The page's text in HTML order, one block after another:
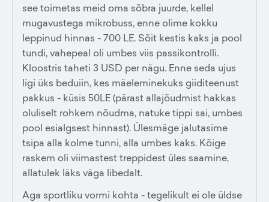
see toimetas meid oma sõbra juurde, kellel
mugavustega mikrobuss, enne olime kokku
leppinud hinnas - 700 LE. Sõit kestis kaks ja pool
tundi, vahepeal oli umbes viis passikontrolli.
Kloostris taheti 3 USD per nägu. Enne seda ujus
ligi üks beduiin, kes mäeleminekuks giiditeenust
pakkus - küsis 50LE (pärast allajõudmist hakkas
oluliselt rohkem nõudma, natuke tippi sai, umbes
pool esialgsest hinnast). Ülesmäge jalutasime
tsipa alla kolme tunni, alla umbes kaks. Kõige
raskem oli viimastest treppidest üles saamine,
allatulek läks väga libedalt.
Aga sportliku vormi kohta - tegelikult ei ole üldse